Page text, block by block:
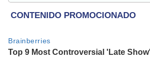
películas, series, videojuegos y